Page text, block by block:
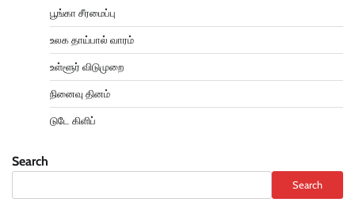
பூங்கா சீரமைப்பு
உலக தாய்பால் வாரம்
உள்ளூர் விடுமுறை
நினைவு தினம்
டுடே கிளிப்
Search
Search